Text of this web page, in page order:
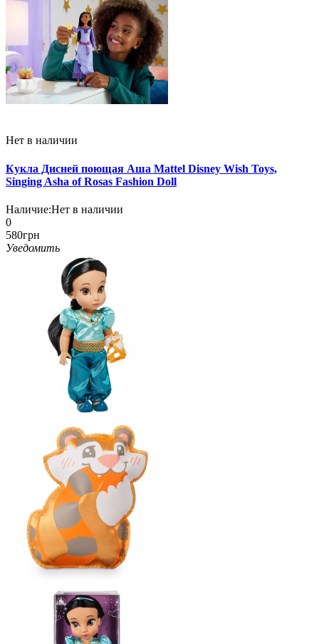
Нет в наличии
Кукла Дисней поющая Аша Mattel Disney Wish Toys,
Singing Asha of Rosas Fashion Doll
Наличие:Нет в наличии
0
580грн
Уведомить